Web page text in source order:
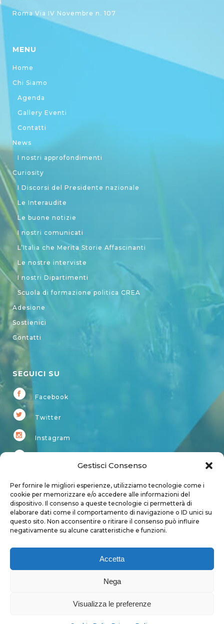
Gestisci Consenso
Per fornire le migliori esperienze, utilizziamo tecnologie come i
cookie per memorizzare e/o accedere alle informazioni del
dispositivo. Il consenso a queste tecnologie ci permetterà di
elaborare dati come il comportamento di navigazione o ID unici su
questo sito. Non acconsentire o ritirare il consenso può influire
negativamente su alcune caratteristiche e funzioni.
Accetta
Nega
Visualizza le preferenze
Roma Via IV Novembre n. 107
MENU
Home
Chi Siamo
Agenda
Gallery Eventi
Contatti
News
I nostri approfondimenti
Curiosity
I Discorsi del Presidente nazionale
Le Interaudite
Le buone notizie
I nostri comunicati
L’Italia che Merita Storie Affascinanti
Le nostre interviste
I nostri Dipartimenti
Scuola di formazione politica CREA
Adesione
Sostienici
Contatti
SEGUICI SU
Facebook
Twitter
Instagram
Account
Login